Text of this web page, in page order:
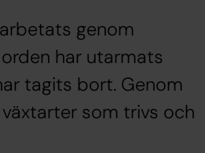
genom
har utarmats
tagits bort. Genom
som trivs och